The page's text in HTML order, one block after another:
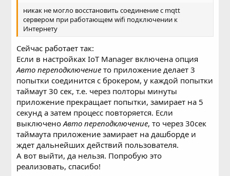
никак не могло восстановить соединение с mqtt
сервером при работающем wifi подключении к
Интернету
Сейчас работает так:
Если в настройках IoT Manager включена опция
Авто переподключение то приложение делает 3
попытки соединится с брокером, у каждой попытки
таймаут 30 сек, т.е. через полторы минуты
приложение прекращает попытки, замирает на 5
секунд а затем процесс повторяется. Если
выключеноАвто переподключение, то через 30сек
таймаута приложение замирает на дашборде и
ждет дальнейших действий пользователя.
А вот выйти, да нельзя. Попробую это
реализовать, спасибо!